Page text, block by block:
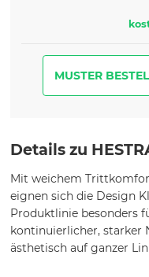
MUSTER
Details zu
Mit weichem
eignen sich die Design
Produktlinie besonders
kontinuierlicher, starker
ästhetisch auf ganzer